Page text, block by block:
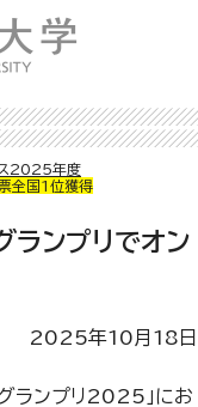
2025年度
票全国1位獲得
ランプリでオン
2025年10月18日
ランプリ2025」にお